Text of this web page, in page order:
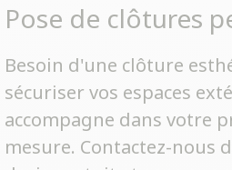
Pose de clôtures
Besoin d'une clôture
sécuriser vos espaces
accompagne dans votre
mesure. Contactez-